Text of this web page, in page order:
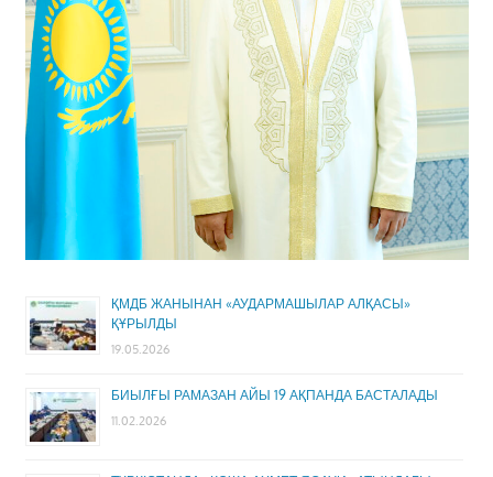
ҚМДБ ЖАНЫНАН «АУДАРМАШЫЛАР АЛҚАСЫ»
ҚҰРЫЛДЫ
19.05.2026
БИЫЛҒЫ РАМАЗАН АЙЫ 19 АҚПАНДА БАСТАЛАДЫ
11.02.2026